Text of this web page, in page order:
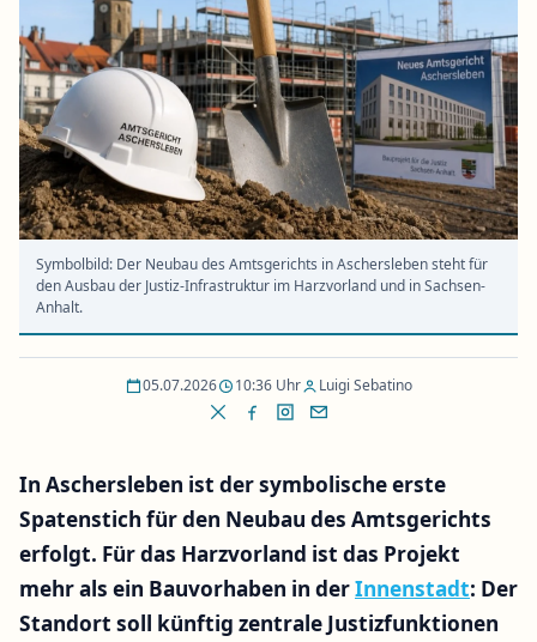
Symbolbild: Der Neubau des Amtsgerichts in Aschersleben steht für
den Ausbau der Justiz-Infrastruktur im Harzvorland und in Sachsen-
Anhalt.
05.07.2026 10:36 Uhr Luigi Sebatino
In Aschersleben ist der symbolische erste
Spatenstich für den Neubau des Amtsgerichts
erfolgt. Für das Harzvorland ist das Projekt
mehr als ein Bauvorhaben in derInnenstadt: Der
Standort soll künftig zentrale Justizfunktionen